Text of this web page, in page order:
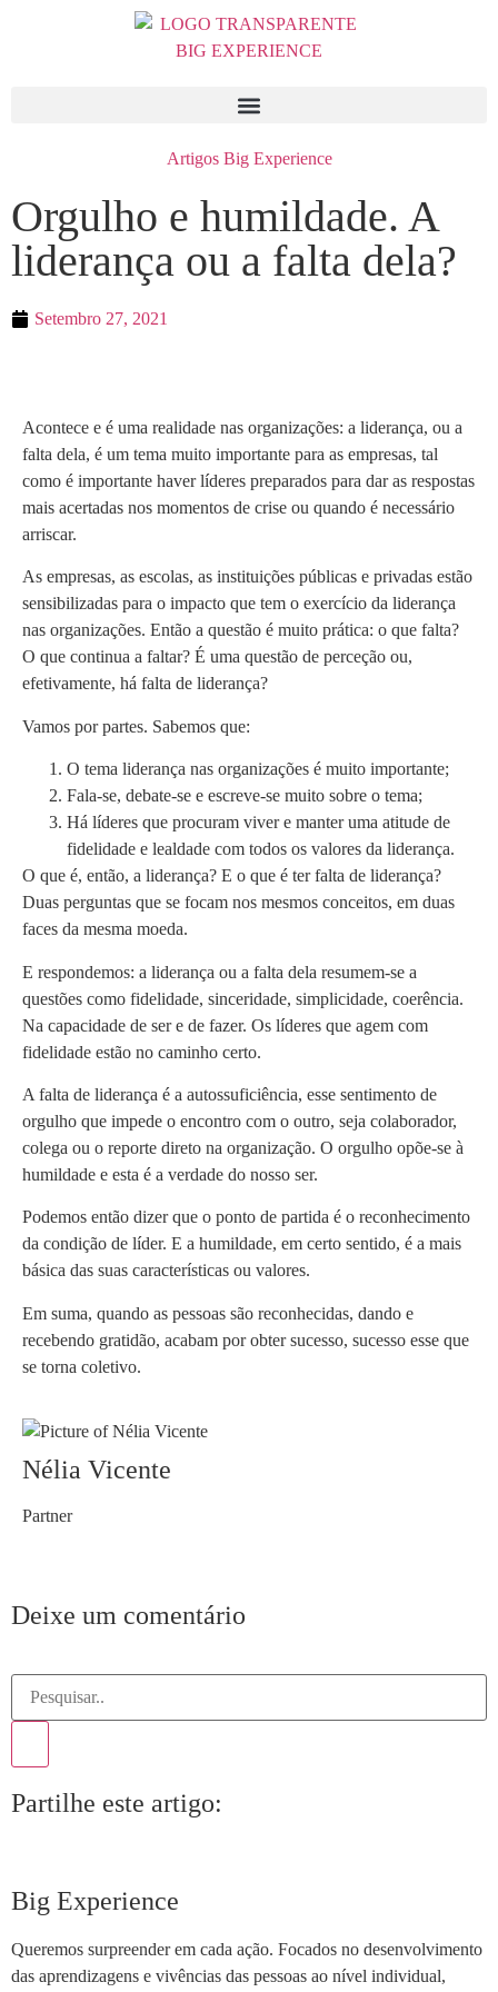
Artigos Big Experience
Orgulho e humildade. A
liderança ou a falta dela?
Setembro 27, 2021
Acontece e é uma realidade nas organizações: a liderança, ou a
falta dela, é um tema muito importante para as empresas, tal
como é importante haver líderes preparados para dar as respostas
mais acertadas nos momentos de crise ou quando é necessário
arriscar.
As empresas, as escolas, as instituições públicas e privadas estão
sensibilizadas para o impacto que tem o exercício da liderança
nas organizações. Então a questão é muito prática: o que falta?
O que continua a faltar? É uma questão de perceção ou,
efetivamente, há falta de liderança?
Vamos por partes. Sabemos que:
O tema liderança nas organizações é muito importante;
Fala-se, debate-se e escreve-se muito sobre o tema;
Há líderes que procuram viver e manter uma atitude de
fidelidade e lealdade com todos os valores da liderança.
O que é, então, a liderança? E o que é ter falta de liderança?
Duas perguntas que se focam nos mesmos conceitos, em duas
faces da mesma moeda.
E respondemos: a liderança ou a falta dela resumem-se a
questões como fidelidade, sinceridade, simplicidade, coerência.
Na capacidade de ser e de fazer. Os líderes que agem com
fidelidade estão no caminho certo.
A falta de liderança é a autossuficiência, esse sentimento de
orgulho que impede o encontro com o outro, seja colaborador,
colega ou o reporte direto na organização. O orgulho opõe-se à
humildade e esta é a verdade do nosso ser.
Podemos então dizer que o ponto de partida é o reconhecimento
da condição de líder. E a humildade, em certo sentido, é a mais
básica das suas características ou valores.
Em suma, quando as pessoas são reconhecidas, dando e
recebendo gratidão, acabam por obter sucesso, sucesso esse que
se torna coletivo.
Nélia Vicente
Partner
Deixe um comentário
Partilhe este artigo:
Big Experience
Queremos surpreender em cada ação. Focados no desenvolvimento
das aprendizagens e vivências das pessoas ao nível individual,